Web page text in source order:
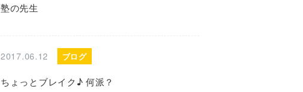
塾の先生
2017.06.12 ブログ
ちょっとブレイク♪ 何派？